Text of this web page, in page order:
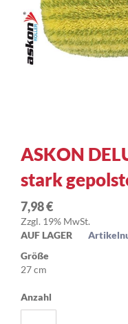
ASKON
stark
7,98 €
Zzgl. 19% MwSt.
AUF LAGER
Größe
27 cm
Anzahl
Zum
Anfang
der
Bildergalerie
springen